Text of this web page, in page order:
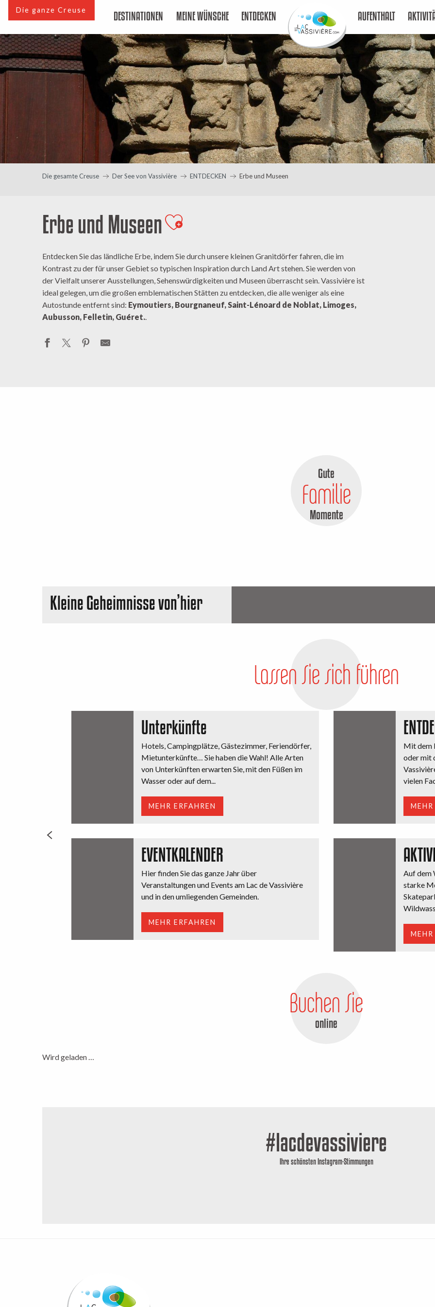
principal
Die ganze Creuse DESTINATIONEN MEINE WÜNSCHE ENTDECKEN AUFENTHALT
Die gesamte Creuse Der See von Vassivière ENTDECKEN Erbe und Museen
Erbe und MuseenAjouter aux favoris
Entdecken Sie das ländliche Erbe, indem Sie durch unsere kleinen Granitdörfer fahren, die im
Kontrast zu der für unser Gebiet so typischen Inspiration durch Land Art stehen. Sie werden von
der Vielfalt unserer Ausstellungen, Sehenswürdigkeiten und Museen überrascht sein. Vassivière ist
ideal gelegen, um die großen emblematischen Stätten zu entdecken, die alle weniger als eine
Autostunde entfernt sind: Eymoutiers, Bourgnaneuf, Saint-Lénoard de Noblat, Limoges,
Aubusson, Felletin, Guéret..
Gute
Familie
Momente
Kleine Geheimnisse von’hier
Lassen Sie sich führen
Unterkünfte
Hotels, Campingplätze, Gästezimmer, Feriendörfer,
Mietunterkünfte… Sie haben die Wahl! Alle Arten
von Unterkünften erwarten Sie, mit den Füßen im
Wasser oder auf dem...
MEHR ERFAHREN
Mit dem
oder mit
vielen
MEHR
EVENTKALENDER
Hier finden Sie das ganze Jahr über
Veranstaltungen und Events am Lac de Vassivière
und in den umliegenden Gemeinden.
MEHR ERFAHREN
Auf dem
starke
MEHR
Buchen Sie
online
Wird geladen …
#lacdevassiviere
Ihre schönsten Instagram-Stimmungen